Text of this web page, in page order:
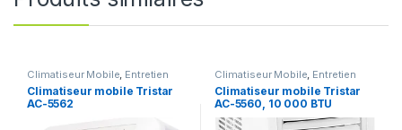
Climatiseur Mobile, Entretien
maison
Climatiseur mobile Tristar
AC-5562
Climatiseur Mobile, Entretien
maison
Climatiseur mobile Tristar
AC-5560, 10 000 BTU